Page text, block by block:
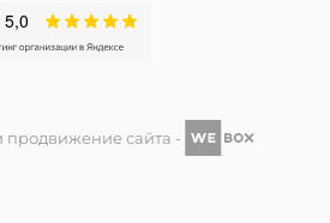
продвижение сайта -